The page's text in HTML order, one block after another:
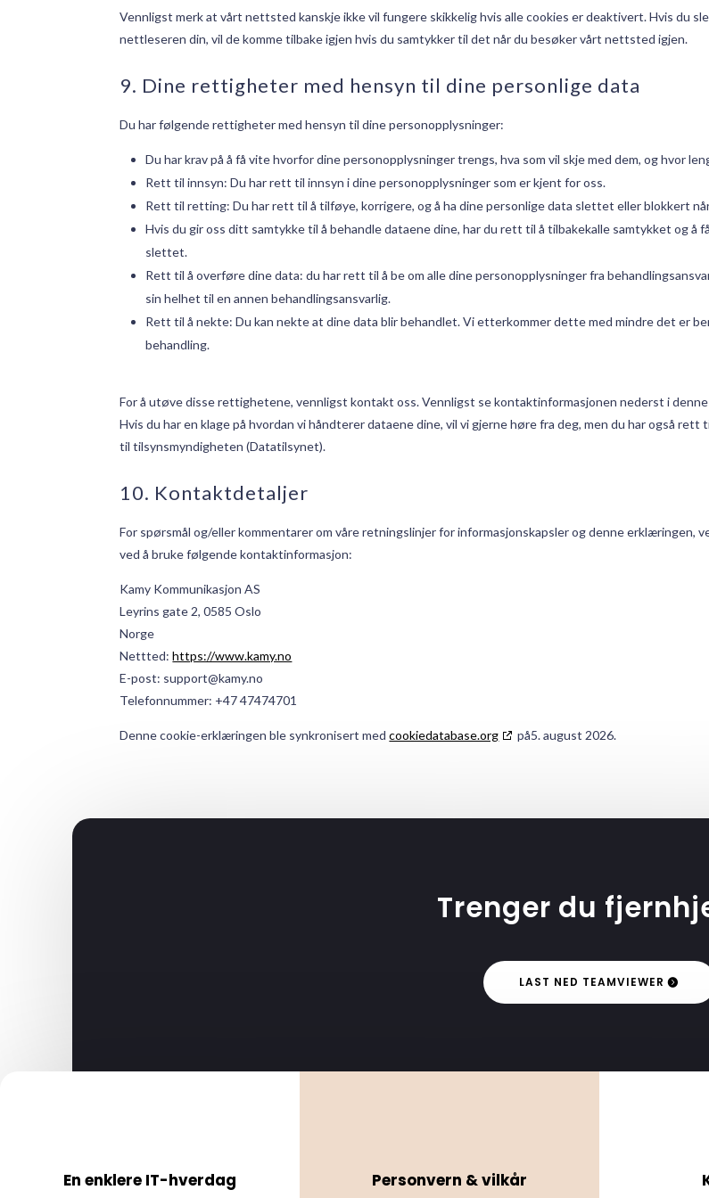
Vennligst merk at vårt nettsted kanskje ikke vil fungere skikkelig hvis alle cookies er deaktivert. Hvis du
nettleseren din, vil de komme tilbake igjen hvis du samtykker til det når du besøker vårt nettsted igjen.
9. Dine rettigheter med hensyn til dine personlige data
Du har følgende rettigheter med hensyn til dine personopplysninger:
Du har krav på å få vite hvorfor dine personopplysninger trengs, hva som vil skje med dem, og hvor
Rett til innsyn: Du har rett til innsyn i dine personopplysninger som er kjent for oss.
Rett til retting: Du har rett til å tilføye, korrigere, og å ha dine personlige data slettet eller blokkert
Hvis du gir oss ditt samtykke til å behandle dataene dine, har du rett til å tilbakekalle samtykket og å
slettet.
Rett til å overføre dine data: du har rett til å be om alle dine personopplysninger fra
sin helhet til en annen behandlingsansvarlig.
Rett til å nekte: Du kan nekte at dine data blir behandlet. Vi etterkommer dette med mindre det er
behandling.
For å utøve disse rettighetene, vennligst kontakt oss. Vennligst se kontaktinformasjonen nederst i
Hvis du har en klage på hvordan vi håndterer dataene dine, vil vi gjerne høre fra deg, men du har også rett
til tilsynsmyndigheten (Datatilsynet).
10. Kontaktdetaljer
For spørsmål og/eller kommentarer om våre retningslinjer for informasjonskapsler og denne erklæringen,
ved å bruke følgende kontaktinformasjon:
Kamy Kommunikasjon AS
Leyrins gate 2, 0585 Oslo
Norge
Nettted:https://www.kamy.no
E-post: support@kamy.no
Telefonnummer: +47 47474701
Denne cookie-erklæringen ble synkronisert medcookiedatabase.org på5. august 2026.
Trenger du
LAST NED TEAMVIEWER
En enklere IT-hverdag Personvern & vilkår